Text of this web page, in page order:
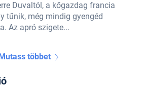
Duvaltól, a kőgazdag francia
tűnik, még mindig gyengéd
Az apró szigete...
többet